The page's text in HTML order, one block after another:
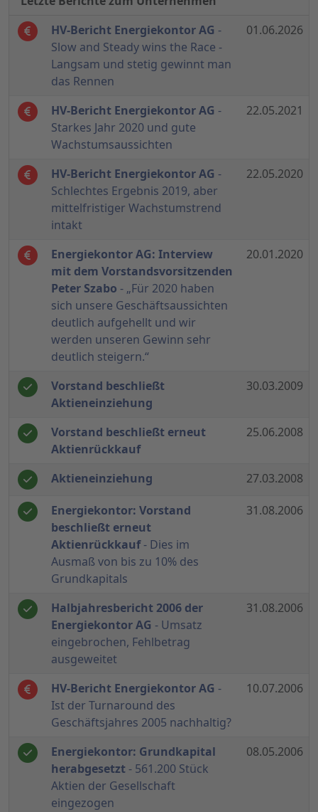
HV-Bericht Energiekontor AG -
Slow and Steady wins the Race -
Langsam und stetig gewinnt man
das Rennen
01.06.2026
HV-Bericht Energiekontor AG -
Starkes Jahr 2020 und gute
Wachstumsaussichten
22.05.2021
HV-Bericht Energiekontor AG -
Schlechtes Ergebnis 2019, aber
mittelfristiger Wachstumstrend
intakt
22.05.2020
Energiekontor AG: Interview
mit dem Vorstandsvorsitzenden
Peter Szabo - „Für 2020 haben
sich unsere Geschäftsaussichten
deutlich aufgehellt und wir
werden unseren Gewinn sehr
deutlich steigern.“
20.01.2020
Vorstand beschließt
Aktieneinziehung
30.03.2009
Vorstand beschließt erneut
Aktienrückkauf
25.06.2008
Aktieneinziehung 27.03.2008
Energiekontor: Vorstand
beschließt erneut
Aktienrückkauf- Dies im
Ausmaß von bis zu 10% des
Grundkapitals
31.08.2006
Halbjahresbericht 2006 der
Energiekontor AG - Umsatz
eingebrochen, Fehlbetrag
ausgeweitet
31.08.2006
HV-Bericht Energiekontor AG -
Ist der Turnaround des
Geschäftsjahres 2005 nachhaltig?
10.07.2006
Energiekontor: Grundkapital
herabgesetzt - 561.200 Stück
Aktien der Gesellschaft
eingezogen
08.05.2006